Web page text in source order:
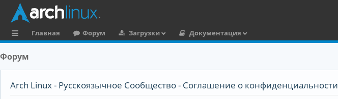
ы
Главная Форум Загрузки
Документация
Форум
Arch Linux - Русскоязычное Сообщество - Соглашение о конфиденциальности